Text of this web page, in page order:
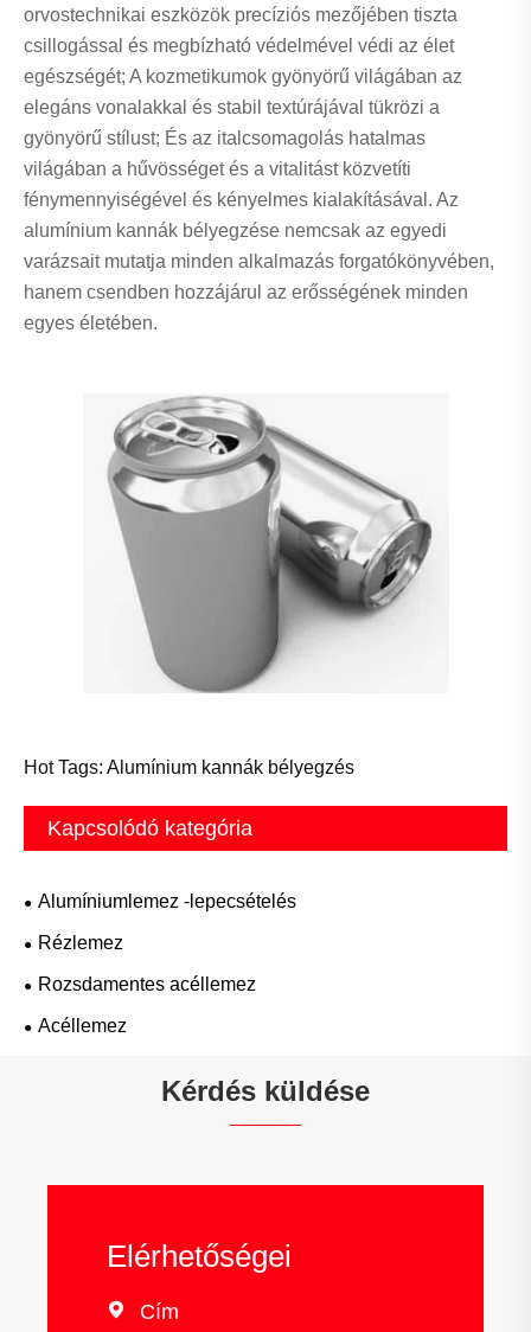
orvostechnikai eszközök precíziós mezőjében tiszta
csillogással és megbízható védelmével védi az élet
egészségét; A kozmetikumok gyönyörű világában az
elegáns vonalakkal és stabil textúrájával tükrözi a
gyönyörű stílust; És az italcsomagolás hatalmas
világában a hűvösséget és a vitalitást közvetíti
fénymennyiségével és kényelmes kialakításával. Az
alumínium kannák bélyegzése nemcsak az egyedi
varázsait mutatja minden alkalmazás forgatókönyvében,
hanem csendben hozzájárul az erősségének minden
egyes életében.
Hot Tags: Alumínium kannák bélyegzés
Kapcsolódó kategória
Alumíniumlemez -lepecsételés
Rézlemez
Rozsdamentes acéllemez
Acéllemez
Kérdés küldése
Elérhetőségei
 Cím